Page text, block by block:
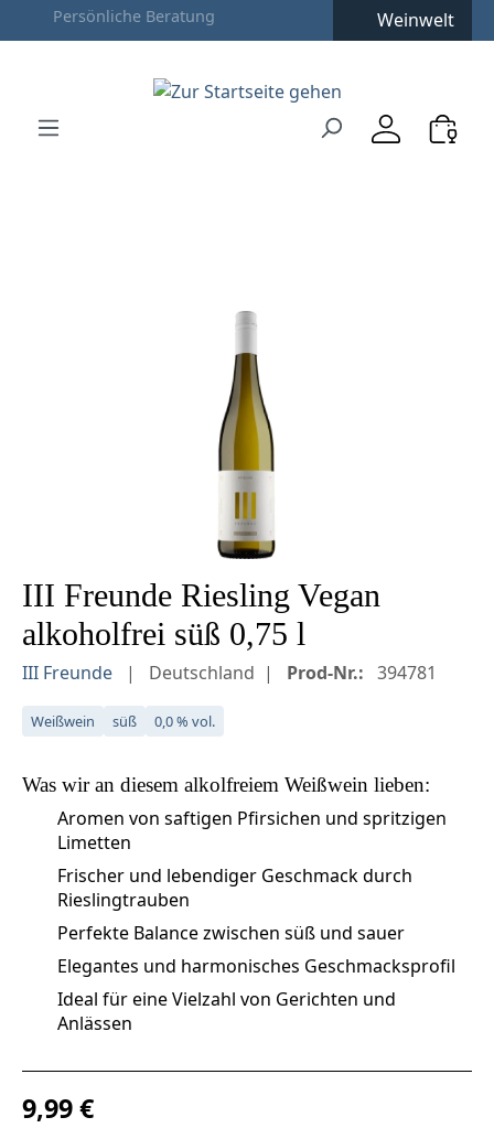
Zum Hauptinhalt springen
Zur Hauptnavigation springen
Weinwelt
Bildergalerie überspringen
III Freunde Riesling Vegan
alkoholfrei süß 0,75 l
III Freunde Deutschland Prod-Nr.: 394781
Weißwein süß 0,0 % vol.
Was wir an diesem alkolfreiem Weißwein lieben:
Aromen von saftigen Pfirsichen und spritzigen
Limetten
Frischer und lebendiger Geschmack durch
Rieslingtrauben
Perfekte Balance zwischen süß und sauer
Elegantes und harmonisches Geschmacksprofil
Ideal für eine Vielzahl von Gerichten und
Anlässen
Regulärer Preis:
9,99 €